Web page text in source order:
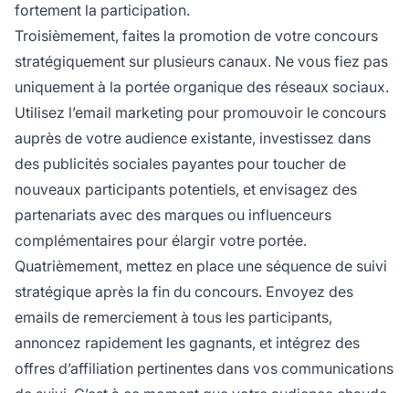
fortement la participation.
Troisièmement, faites la promotion de votre concours
stratégiquement sur plusieurs canaux. Ne vous fiez pas
uniquement à la portée organique des réseaux sociaux.
Utilisez l’email marketing pour promouvoir le concours
auprès de votre audience existante, investissez dans
des publicités sociales payantes pour toucher de
nouveaux participants potentiels, et envisagez des
partenariats avec des marques ou influenceurs
complémentaires pour élargir votre portée.
Quatrièmement, mettez en place une séquence de suivi
stratégique après la fin du concours. Envoyez des
emails de remerciement à tous les participants,
annoncez rapidement les gagnants, et intégrez des
offres d’affiliation pertinentes dans vos communications